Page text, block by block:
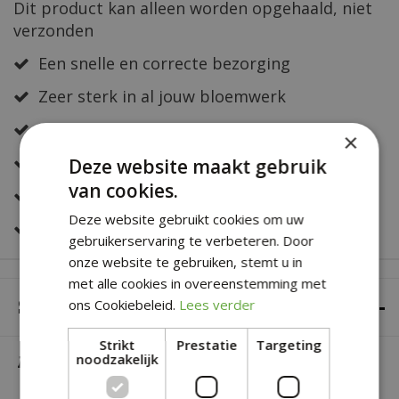
Dit product kan alleen worden opgehaald, niet
verzonden
Een snelle en correcte bezorging
Zeer sterk in al jouw bloemwerk
Deskundig en eerlijk advies
Altijd een fris en verzorgd assortiment
Snelle bestelservice
Veilig online betalen
SPECIFICATIES
Afhalen broodjes
dezelfde dag kan
×
Deze website maakt gebruik
van cookies.
Deze website gebruikt cookies om uw
gebruikerservaring te verbeteren. Door
onze website te gebruiken, stemt u in
met alle cookies in overeenstemming met
ons Cookiebeleid. Lees verder
Strikt
noodzakelijk
Prestatie Targeting